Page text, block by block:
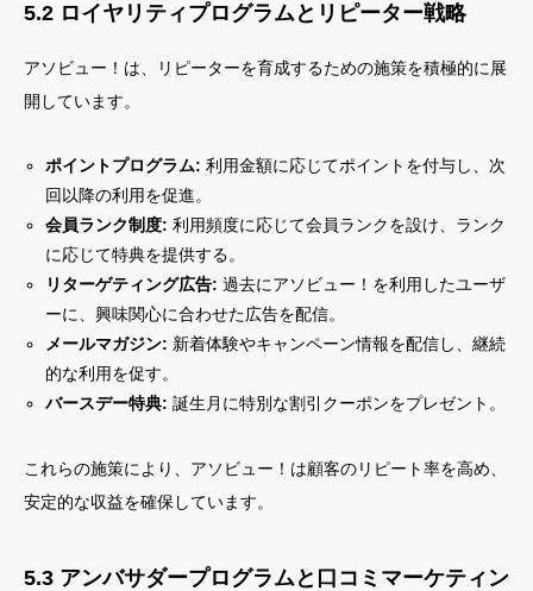
5.2 ロイヤリティプログラムとリピーター戦略
アソビュー！は、リピーターを育成するための施策を積極的に展
開しています。
ポイントプログラム: 利用金額に応じてポイントを付与し、次
回以降の利用を促進。
会員ランク制度: 利用頻度に応じて会員ランクを設け、ランク
に応じて特典を提供する。
リターゲティング広告: 過去にアソビュー！を利用したユーザ
ーに、興味関心に合わせた広告を配信。
メールマガジン: 新着体験やキャンペーン情報を配信し、継続
的な利用を促す。
バースデー特典: 誕生月に特別な割引クーポンをプレゼント。
これらの施策により、アソビュー！は顧客のリピート率を高め、
安定的な収益を確保しています。
5.3 アンバサダープログラムと口コミマーケティン